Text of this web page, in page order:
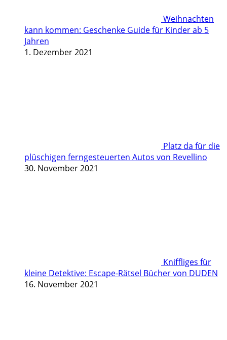
Weihnachten
kann kommen: Geschenke Guide für Kinder ab 5
Jahren
1. Dezember 2021
Platz da für die
plüschigen ferngesteuerten Autos von Revellino
30. November 2021
Kniffliges für
kleine Detektive: Escape-Rätsel Bücher von DUDEN
16. November 2021